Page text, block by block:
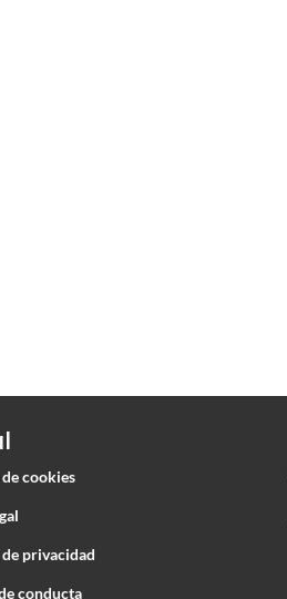
cookies
privacidad
conducta